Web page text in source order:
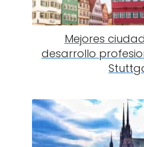
Mejores
desarrollo